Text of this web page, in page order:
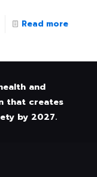
Read more
and
that creates
by 2027.